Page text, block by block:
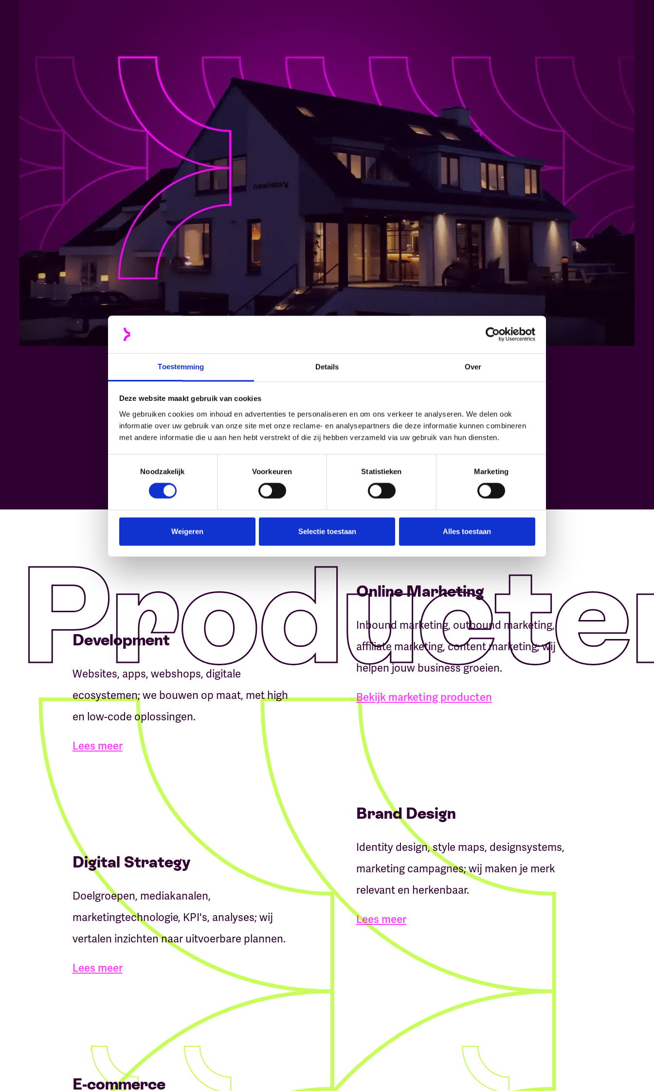
Toestemming Details Over
Deze website maakt gebruik van cookies
We gebruiken cookies om inhoud en advertenties te personaliseren en om ons verkeer te analyseren. We delen ook
informatie over uw gebruik van onze site met onze reclame- en analysepartners die deze informatie kunnen combineren
met andere informatie die u aan hen hebt verstrekt of die zij hebben verzameld via uw gebruik van hun diensten.
Noodzakelijk
Voorkeuren Statistieken Marketing
Weigeren Selectie toestaan Alles toestaan
Development
Websites, apps, webshops, digitale
ecosystemen; we bouwen op maat, met high
en low-code oplossingen.
Lees meer
Digital Strategy
Doelgroepen, mediakanalen,
marketingtechnologie, KPI's, analyses; wij
vertalen inzichten naar uitvoerbare plannen.
Lees meer
E-commerce
Online Marketing
Inbound marketing, outbound marketing,
affiliate marketing, content marketing; wij
helpen jouw business groeien.
Bekijk marketing producten
Brand Design
Identity design, style maps, designsystems,
marketing campagnes; wij maken je merk
relevant en herkenbaar.
Lees meer